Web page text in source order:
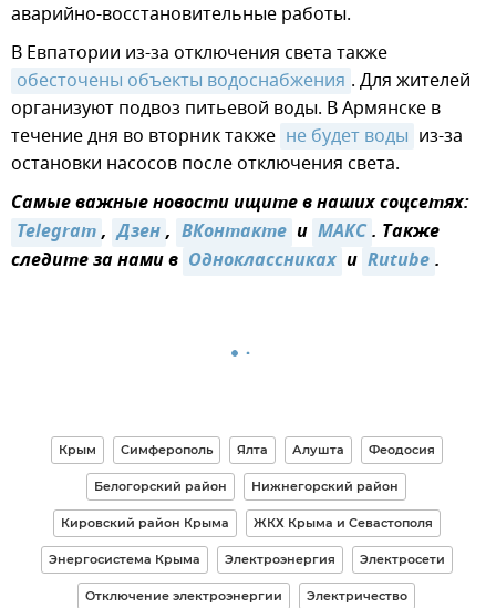
аварийно-восстановительные работы.
В Евпатории из-за отключения света также
обесточены объекты водоснабжения . Для жителей
организуют подвоз питьевой воды. В Армянске в
течение дня во вторник также не будет воды из-за
остановки насосов после отключения света.
Самые важные новости ищите в наших соцсетях:
Telegram, Дзен, ВКонтакте и MAКС. Также
следите за нами в Одноклассниках и Rutube.
Крым Симферополь Ялта Алушта Феодосия
Белогорский район Нижнегорский район
Кировский район Крыма ЖКХ Крыма и Севастополя
Энергосистема Крыма Электроэнергия Электросети
Отключение электроэнергии Электричество